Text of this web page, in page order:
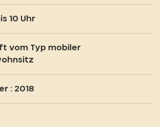
10 Uhr
vom Typ mobiler
: 2018